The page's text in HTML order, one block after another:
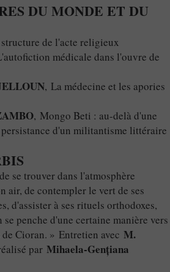
DU MONDE ET DU
de l'acte religieux
médicale dans l'ouvre de
, La médecine et les apories
, Mongo Beti : au-delà d'une
d'un militantisme littéraire
se trouver dans l'atmosphère
air, de contempler le vert de ses
d'assister à ses rituels orthodoxes,
penche d'une certaine manière vers
Cioran. » Entretien avec M.
par Mihaela-Genţiana